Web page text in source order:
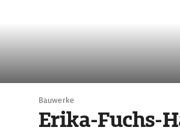
Bauwerke
Erika-Fuchs-